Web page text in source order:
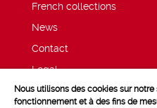
French collections
News
Contact
Legal
Privacy and cookie policy
Nous utilisons des cookies sur
fonctionnement et à des fins de